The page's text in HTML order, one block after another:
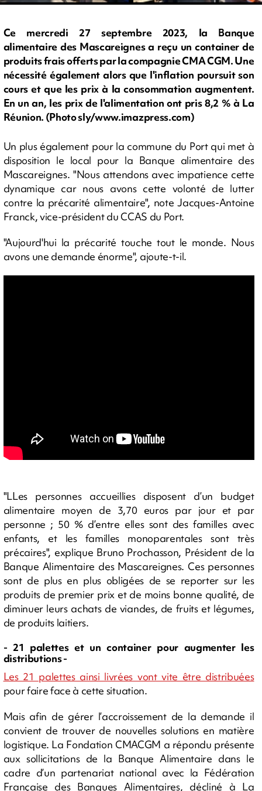
Ce mercredi 27 septembre 2023, la Banque
alimentaire des Mascareignes a reçu un container de
produits frais offerts par la compagnie CMA CGM. Une
nécessité également alors que l'inflation poursuit son
cours et que les prix à la consommation augmentent.
En un an, les prix de l'alimentation ont pris 8,2 % à La
Réunion. (Photo sly/www.imazpress.com)
Un plus également pour la commune du Port qui met à
disposition le local pour la Banque alimentaire des
Mascareignes. "Nous attendons avec impatience cette
dynamique car nous avons cette volonté de lutter
contre la précarité alimentaire", note Jacques-Antoine
Franck, vice-président du CCAS du Port.
"Aujourd'hui la précarité touche tout le monde. Nous
avons une demande énorme", ajoute-t-il.
"LLes personnes accueillies disposent d’un budget
alimentaire moyen de 3,70 euros par jour et par
personne ; 50 % d’entre elles sont des familles avec
enfants, et les familles monoparentales sont très
précaires", explique Bruno Prochasson, Président de la
Banque Alimentaire des Mascareignes. Ces personnes
sont de plus en plus obligées de se reporter sur les
produits de premier prix et de moins bonne qualité, de
diminuer leurs achats de viandes, de fruits et légumes,
de produits laitiers.
- 21 palettes et un container pour augmenter les
distributions -
Les 21 palettes ainsi livrées vont vite être distribuées
pour faire face à cette situation.
Mais afin de gérer l’accroissement de la demande il
convient de trouver de nouvelles solutions en matière
logistique. La Fondation CMACGM a répondu présente
aux sollicitations de la Banque Alimentaire dans le
cadre d’un partenariat national avec la Fédération
Française des Banques Alimentaires, décliné à La